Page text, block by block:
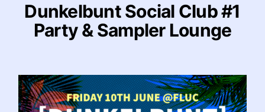
Dunkelbunt Social Club #1
Party & Sampler Lounge